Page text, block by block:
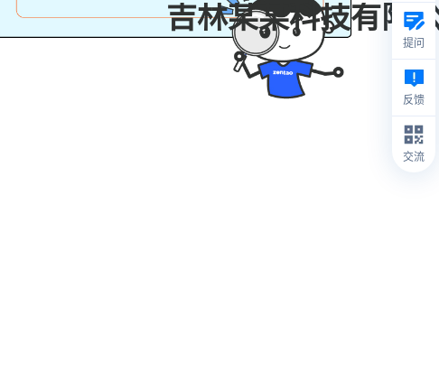
吉林某某科技有限
提问
反馈
交流